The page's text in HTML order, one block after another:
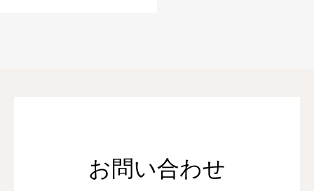
お問い合わせ